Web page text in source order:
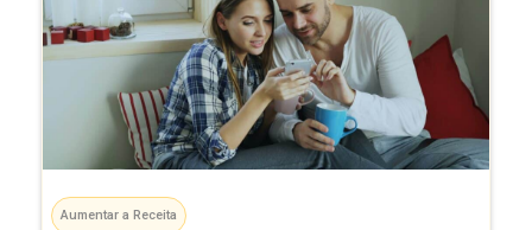
Aumentar a Receita